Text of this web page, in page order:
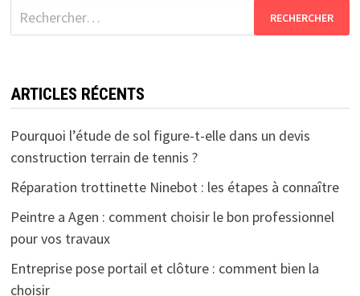
Rechercher :
ARTICLES RÉCENTS
Pourquoi l’étude de sol figure-t-elle dans un devis
construction terrain de tennis ?
Réparation trottinette Ninebot : les étapes à connaître
Peintre a Agen : comment choisir le bon professionnel
pour vos travaux
Entreprise pose portail et clôture : comment bien la
choisir